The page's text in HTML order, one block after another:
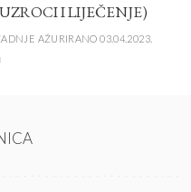
I LIJEČENJE)
AŽURIRANO 03.04.2023.